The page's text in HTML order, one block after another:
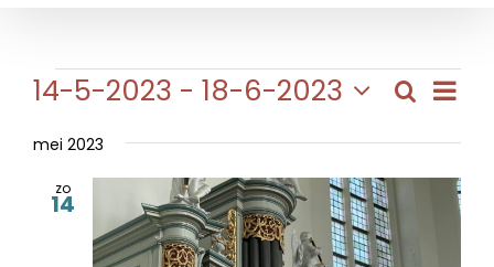
Evenementen
en
Zoeken
Lijst
14-5-2023 - 18-6-2023
een
datum.
mei 2023
zo
14